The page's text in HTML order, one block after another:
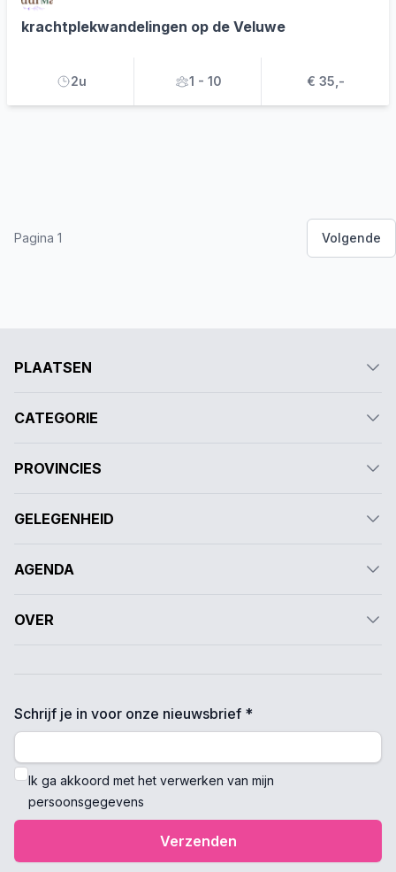
krachtplekwandelingen op de Veluwe
2u 1 - 10 € 35,-
Pagina 1 Volgende
PLAATSEN
CATEGORIE
PROVINCIES
GELEGENHEID
AGENDA
OVER
Schrijf je in voor onze nieuwsbrief *
Ik ga akkoord met het verwerken van mijn
persoonsgegevens
Verzenden